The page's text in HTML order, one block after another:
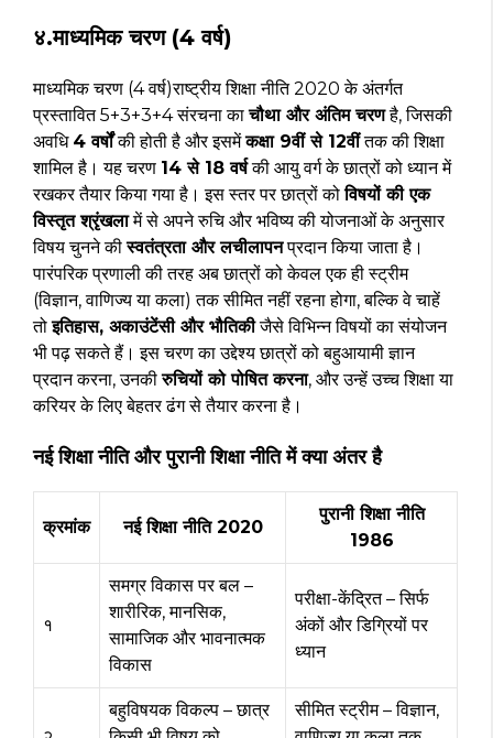
४.माध्यमिक चरण (4 वर्ष)
माध्यमिक चरण (4 वर्ष)राष्ट्रीय शिक्षा नीति 2020 के अंतर्गत
प्रस्तावित 5+3+3+4 संरचना काचौथा और अंतिम चरणहै, जिसकी
अवधि 4 वर्षोंकी होती है और इसमेंकक्षा 9वीं से 12वींतक की शिक्षा
शामिल है। यह चरण 14 से 18 वर्षकी आयु वर्ग के छात्रों को ध्यान में
रखकर तैयार किया गया है। इस स्तर पर छात्रों कोविषयों की एक
विस्तृत श्रृंखलामें से अपने रुचि और भविष्य की योजनाओं के अनुसार
विषय चुनने कीस्वतंत्रता और लचीलापनप्रदान किया जाता है।
पारंपरिक प्रणाली की तरह अब छात्रों को केवल एक ही स्ट्रीम
(विज्ञान, वाणिज्य या कला) तक सीमित नहीं रहना होगा, बल्कि वे चाहें
तोइतिहास, अकाउंटेंसी और भौतिकीजैसे विभिन्न विषयों का संयोजन
भी पढ़ सकते हैं। इस चरण का उद्देश्य छात्रों को बहुआयामी ज्ञान
प्रदान करना, उनकीरुचियों को पोषित करना, और उन्हें उच्च शिक्षा या
करियर के लिए बेहतर ढंग से तैयार करना है।
नई शिक्षा नीति और पुरानी शिक्षा नीति में क्या अंतर है
क्रमांक नई शिक्षा नीति 2020
पुरानी शिक्षा नीति
1986
१
समग्र विकास पर बल –
शारीरिक, मानसिक,
सामाजिक और भावनात्मक
विकास
परीक्षा-केंद्रित – सिर्फ
अंकों और डिग्रियों पर
ध्यान
बहुविषयक विकल्प – छात्र
सीमित स्ट्रीम – विज्ञान,